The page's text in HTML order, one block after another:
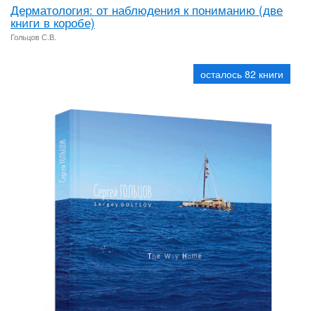
Дерматология: от наблюдения к пониманию (две
книги в коробе)
Гольцов С.В.
осталось 82 книги